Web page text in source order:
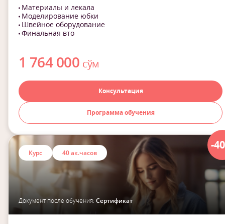
Материалы и лекала
Моделирование юбки
Швейное оборудование
Финальная вто
1 764 000 сўм
Консультация
Программа обучения
-
Курс 40 ак.часов
Документ после обучения: Сертификат